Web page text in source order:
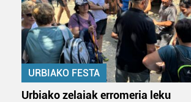
fitxategiak erabiltzen ditu. Zure
zerbitzuak hobetzeko asmoz, cookie
baliatzen gara. Ohar hau onartuz gero,
erabiltzeko baimen esplizitua ematen
irakurri
URBIAKO FESTA
Urbiako zelaiak erromeria leku